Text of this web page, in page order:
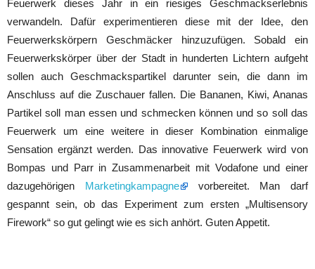
Feuerwerk dieses Jahr in ein riesiges Geschmackserlebnis
verwandeln. Dafür experimentieren diese mit der Idee, den
Feuerwerkskörpern Geschmäcker hinzuzufügen. Sobald ein
Feuerwerkskörper über der Stadt in hunderten Lichtern aufgeht
sollen auch Geschmackspartikel darunter sein, die dann im
Anschluss auf die Zuschauer fallen. Die Bananen, Kiwi, Ananas
Partikel soll man essen und schmecken können und so soll das
Feuerwerk um eine weitere in dieser Kombination einmalige
Sensation ergänzt werden. Das innovative Feuerwerk wird von
Bompas und Parr in Zusammenarbeit mit Vodafone und einer
dazugehörigen Marketingkampagne
vorbereitet. Man darf
gespannt sein, ob das Experiment zum ersten „Multisensory
Firework“ so gut gelingt wie es sich anhört. Guten Appetit.